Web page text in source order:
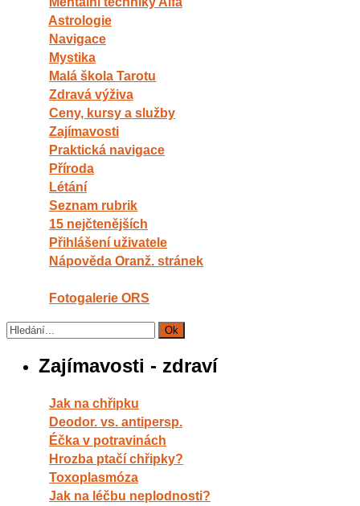
Astrologie
Navigace
Mystika
Malá škola Tarotu
Zdravá výživa
Ceny, kursy a služby
Zajímavosti
Praktická navigace
Příroda
Létání
Seznam rubrik
15 nejčtenějších
Přihlášení uživatele
Nápověda Oranž. stránek
Fotogalerie ORS
Zajímavosti - zdraví
Jak na chřipku
Deodor. vs. antipersp.
Éčka v potravinách
Hrozba ptačí chřipky?
Toxoplasmóza
Jak na léčbu neplodnosti?